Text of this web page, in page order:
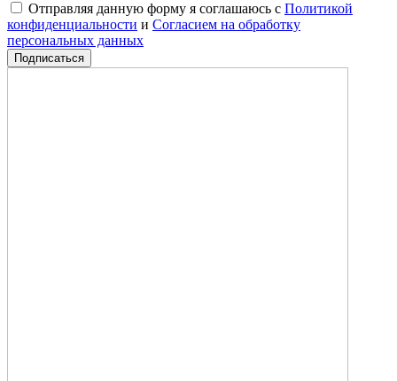
Отправляя данную форму я соглашаюсь с Политикой
конфиденциальности и Согласием на обработку
персональных данных
Подписаться